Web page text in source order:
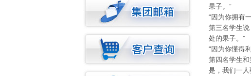
果子。”
“因为你拥有
第三名学生
处的果子。”
“因为你懂得
第四名学生
是，我们一